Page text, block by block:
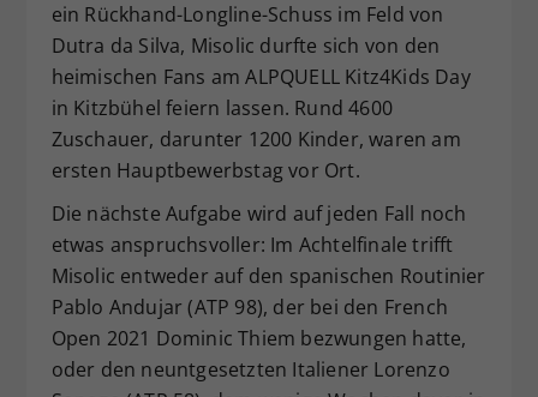
ein Rückhand-Longline-Schuss im Feld von
Dutra da Silva, Misolic durfte sich von den
heimischen Fans am ALPQUELL Kitz4Kids Day
in Kitzbühel feiern lassen. Rund 4600
Zuschauer, darunter 1200 Kinder, waren am
ersten Hauptbewerbstag vor Ort.
Die nächste Aufgabe wird auf jeden Fall noch
etwas anspruchsvoller: Im Achtelfinale trifft
Misolic entweder auf den spanischen Routinier
Pablo Andujar (ATP 98), der bei den French
Open 2021 Dominic Thiem bezwungen hatte,
oder den neuntgesetzten Italiener Lorenzo